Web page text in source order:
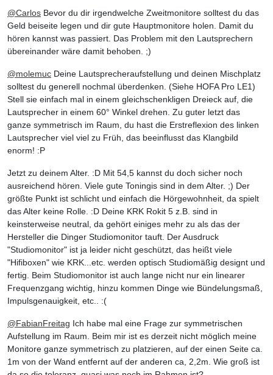
@Carlos Bevor du dir irgendwelche Zweitmonitore solltest du das
Geld beiseite legen und dir gute Hauptmonitore holen. Damit du
hören kannst was passiert. Das Problem mit den Lautsprechern
übereinander wäre damit behoben. ;)
@molemuc Deine Lautsprecheraufstellung und deinen Mischplatz
solltest du generell nochmal überdenken. (Siehe HOFA Pro LE1)
Stell sie einfach mal in einem gleichschenkligen Dreieck auf, die
Lautsprecher in einem 60° Winkel drehen. Zu guter letzt das
ganze symmetrisch im Raum, du hast die Erstreflexion des linken
Lautsprecher viel viel zu Früh, das beeinflusst das Klangbild
enorm! :P
Jetzt zu deinem Alter. :D Mit 54,5 kannst du doch sicher noch
ausreichend hören. Viele gute Toningis sind in dem Alter. ;) Der
größte Punkt ist schlicht und einfach die Hörgewohnheit, da spielt
das Alter keine Rolle. :D Deine KRK Rokit 5 z.B. sind in
keinsterweise neutral, da gehört einiges mehr zu als das der
Hersteller die Dinger Studiomonitor tauft. Der Ausdruck
"Studiomonitor" ist ja leider nicht geschützt, das heißt viele
"Hifiboxen" wie KRK...etc. werden optisch Studiomäßig designt und
fertig. Beim Studiomonitor ist auch lange nicht nur ein linearer
Frequenzgang wichtig, hinzu kommen Dinge wie Bündelungsmaß,
Impulsgenauigkeit, etc.. :(
@FabianFreitag Ich habe mal eine Frage zur symmetrischen
Aufstellung im Raum. Beim mir ist es derzeit nicht möglich meine
Monitore ganze symmetrisch zu platzieren, auf der einen Seite ca.
1m von der Wand entfernt auf der anderen ca, 2,2m. Wie groß ist